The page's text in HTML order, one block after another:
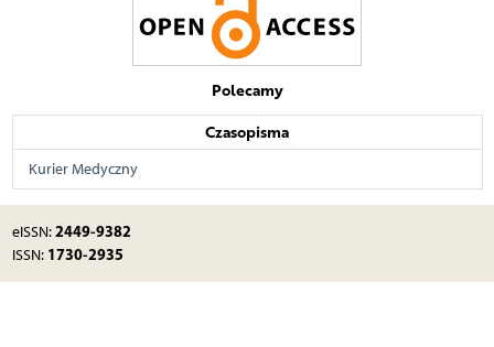
Polecamy
Czasopisma
Kurier Medyczny
eISSN:2449-9382
ISSN: 1730-2935